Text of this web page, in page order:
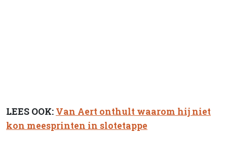
LEES OOK: Van Aert onthult waarom hij niet
kon meesprinten in slotetappe